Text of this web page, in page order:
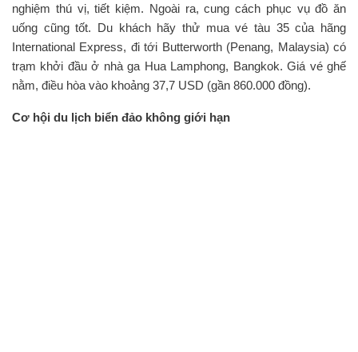
nghiệm thú vị, tiết kiệm. Ngoài ra, cung cách phục vụ đồ ăn
uống cũng tốt. Du khách hãy thử mua vé tàu 35 của hãng
International Express, đi tới Butterworth (Penang, Malaysia) có
trạm khởi đầu ở nhà ga Hua Lamphong, Bangkok. Giá vé ghế
nằm, điều hòa vào khoảng 37,7 USD (gần 860.000 đồng).
Cơ hội du lịch biển đảo không giới hạn